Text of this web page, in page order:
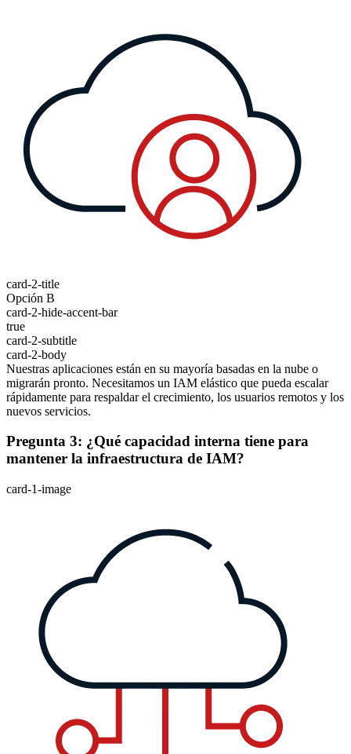
card-2-title
Opción B
card-2-hide-accent-bar
true
card-2-subtitle
card-2-body
Nuestras aplicaciones están en su mayoría basadas en la nube o
migrarán pronto. Necesitamos un IAM elástico que pueda escalar
rápidamente para respaldar el crecimiento, los usuarios remotos y los
nuevos servicios.
Pregunta 3: ¿Qué capacidad interna tiene para
mantener la infraestructura de IAM?
card-1-image